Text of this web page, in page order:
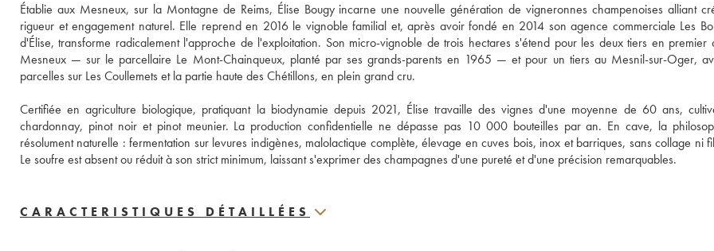
Établie aux Mesneux, sur la Montagne de Reims, Élise Bougy incarne une nouvelle génération de vigneronnes champenoises alliant
rigueur et engagement naturel. Elle reprend en 2016 le vignoble familial et, après avoir fondé en 2014 son agence commerciale Les
d'Élise, transforme radicalement l'approche de l'exploitation. Son micro-vignoble de trois hectares s'étend pour les deux tiers en premier
Mesneux — sur le parcellaire Le Mont-Chainqueux, planté par ses grands-parents en 1965 — et pour un tiers au Mesnil-sur-Oger,
parcelles sur Les Coullemets et la partie haute des Chétillons, en plein grand cru.
Certifiée en agriculture biologique, pratiquant la biodynamie depuis 2021, Élise travaille des vignes d'une moyenne de 60 ans,
chardonnay, pinot noir et pinot meunier. La production confidentielle ne dépasse pas 10 000 bouteilles par an. En cave, la
résolument naturelle : fermentation sur levures indigènes, malolactique complète, élevage en cuves bois, inox et barriques, sans collage ni
Le soufre est absent ou réduit à son strict minimum, laissant s'exprimer des champagnes d'une pureté et d'une précision remarquables.
CARACTERISTIQUES DÉTAILLÉES